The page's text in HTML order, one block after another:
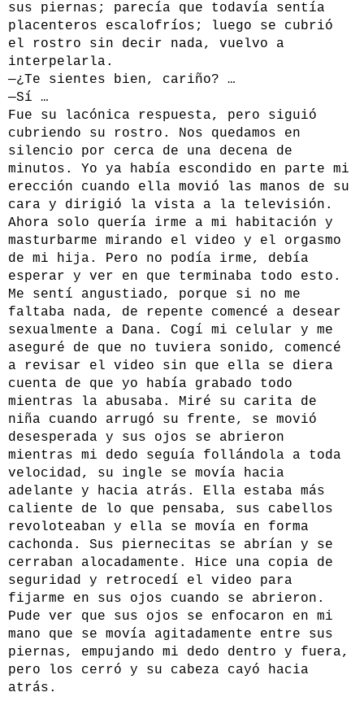
sus piernas; parecía que todavía sentía
placenteros escalofríos; luego se cubrió
el rostro sin decir nada, vuelvo a
interpelarla.
—¿Te sientes bien, cariño? …
—Sí …
Fue su lacónica respuesta, pero siguió
cubriendo su rostro. Nos quedamos en
silencio por cerca de una decena de
minutos. Yo ya había escondido en parte mi
erección cuando ella movió las manos de su
cara y dirigió la vista a la televisión.
Ahora solo quería irme a mi habitación y
masturbarme mirando el video y el orgasmo
de mi hija. Pero no podía irme, debía
esperar y ver en que terminaba todo esto.
Me sentí angustiado, porque si no me
faltaba nada, de repente comencé a desear
sexualmente a Dana. Cogí mi celular y me
aseguré de que no tuviera sonido, comencé
a revisar el video sin que ella se diera
cuenta de que yo había grabado todo
mientras la abusaba. Miré su carita de
niña cuando arrugó su frente, se movió
desesperada y sus ojos se abrieron
mientras mi dedo seguía follándola a toda
velocidad, su ingle se movía hacia
adelante y hacia atrás. Ella estaba más
caliente de lo que pensaba, sus cabellos
revoloteaban y ella se movía en forma
cachonda. Sus piernecitas se abrían y se
cerraban alocadamente. Hice una copia de
seguridad y retrocedí el video para
fijarme en sus ojos cuando se abrieron.
Pude ver que sus ojos se enfocaron en mi
mano que se movía agitadamente entre sus
piernas, empujando mi dedo dentro y fuera,
pero los cerró y su cabeza cayó hacia
atrás.